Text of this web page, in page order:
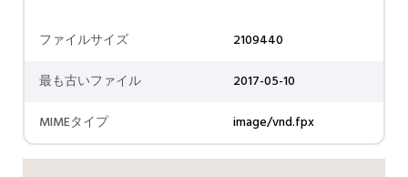
ファイルサイズ
2109440
最も古いファイル
2017-05-10
MIMEタイプ
image/vnd.fpx